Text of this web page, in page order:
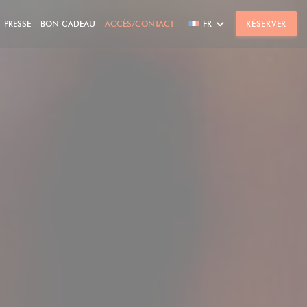
PRESSE BON CADEAU ACCÈS/CONTACT FR RÉSERVER